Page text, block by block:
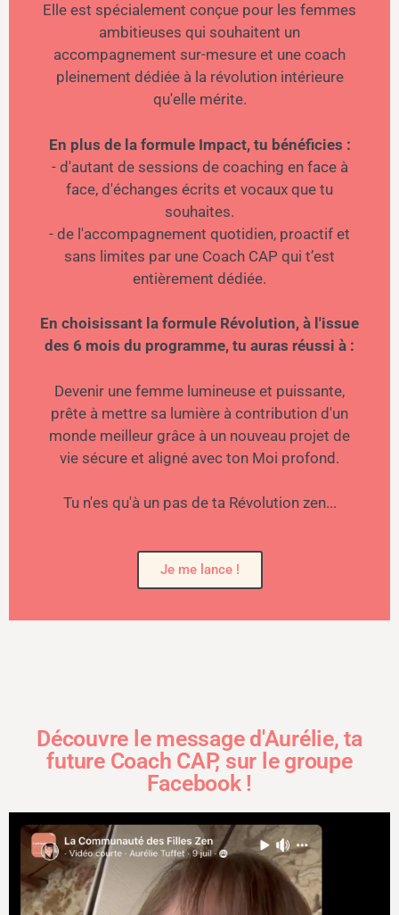
Elle est spécialement conçue pour les femmes
ambitieuses qui souhaitent un
accompagnement sur-mesure et une coach
pleinement dédiée à la révolution intérieure
qu'elle mérite.
En plus de la formule Impact, tu bénéficies :
- d'autant de sessions de coaching en face à
face, d'échanges écrits et vocaux que tu
souhaites.
- de l'accompagnement quotidien, proactif et
sans limites par une Coach CAP qui t’est
entièrement dédiée.
En choisissant la formule Révolution, à l'issue
des 6 mois du programme, tu auras réussi à :
Devenir une femme lumineuse et puissante,
prête à mettre sa lumière à contribution d'un
monde meilleur grâce à un nouveau projet de
vie sécure et aligné avec ton Moi profond.
Tu n'es qu'à un pas de ta Révolution zen...
Je me lance !
Découvre le message d'Aurélie, ta
future Coach CAP, sur le groupe
Facebook !